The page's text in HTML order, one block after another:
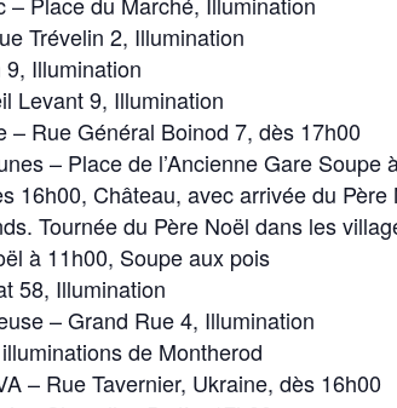
Trévelin 2, Illumination
Illumination
Levant 9, Illumination
– Rue Général Boinod 7, dès 17h00
– Place de l’Ancienne Gare Soupe
16h00, Château, avec arrivée du
Tournée du Père Noël dans les
à 11h00, Soupe aux pois
58, Illumination
– Grand Rue 4, Illumination
de Montherod
– Rue Tavernier, Ukraine, dès 16h00